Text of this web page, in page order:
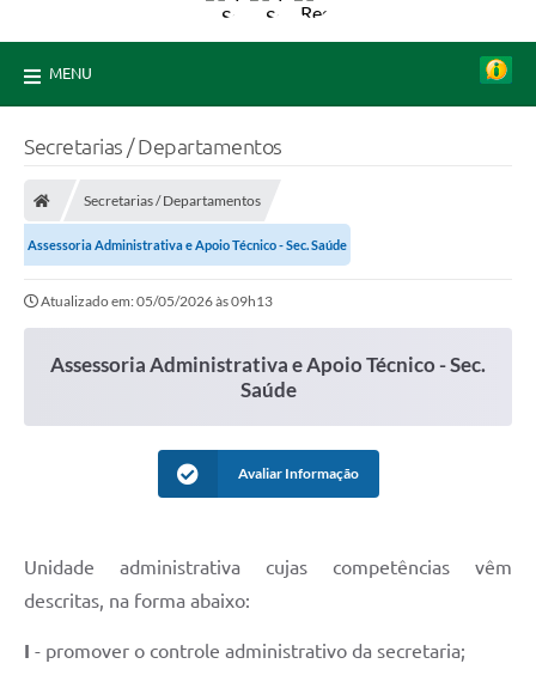
MENU
Secretarias / Departamentos
Secretarias / Departamentos
Assessoria Administrativa e Apoio Técnico - Sec. Saúde
Atualizado em: 05/05/2026 às 09h13
Assessoria Administrativa e Apoio Técnico - Sec.
Saúde
Avaliar Informação
Unidade administrativa cujas competências vêm
descritas, na forma abaixo:
I - promover o controle administrativo da secretaria;